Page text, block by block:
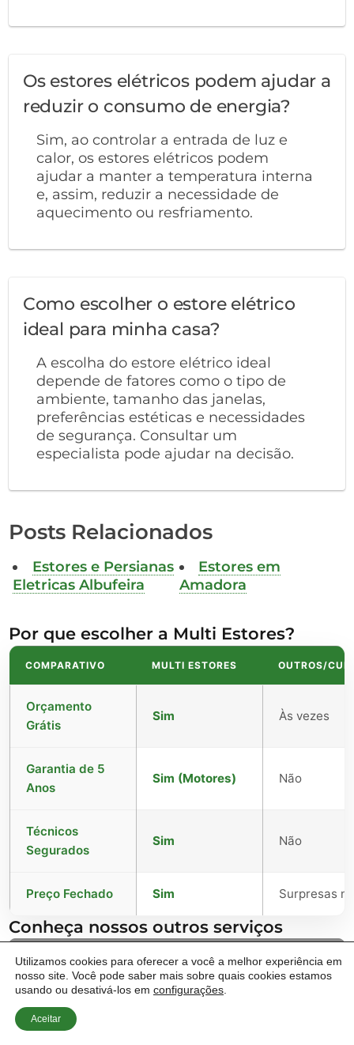
Os estores elétricos podem ajudar a
reduzir o consumo de energia?
Sim, ao controlar a entrada de luz e
calor, os estores elétricos podem
ajudar a manter a temperatura interna
e, assim, reduzir a necessidade de
aquecimento ou resfriamento.
Como escolher o estore elétrico
ideal para minha casa?
A escolha do estore elétrico ideal
depende de fatores como o tipo de
ambiente, tamanho das janelas,
preferências estéticas e necessidades
de segurança. Consultar um
especialista pode ajudar na decisão.
Posts Relacionados
Estores e Persianas
Eletricas Albufeira
Estores em
Amadora
Por que escolher a Multi Estores?
COMPARATIVO MULTI ESTORES OUTROS/
Orçamento
Grátis
Sim Às vezes
Garantia de 5
Anos
Sim (Motores) Não
Técnicos
Segurados
Sim Não
Preço Fechado Sim Surpresas
Conheça nossos outros serviços
Utilizamos cookies para oferecer a você a melhor experiência em
nosso site. Você pode saber mais sobre quais cookies estamos
usando ou desativá-los em configurações
Aceitar